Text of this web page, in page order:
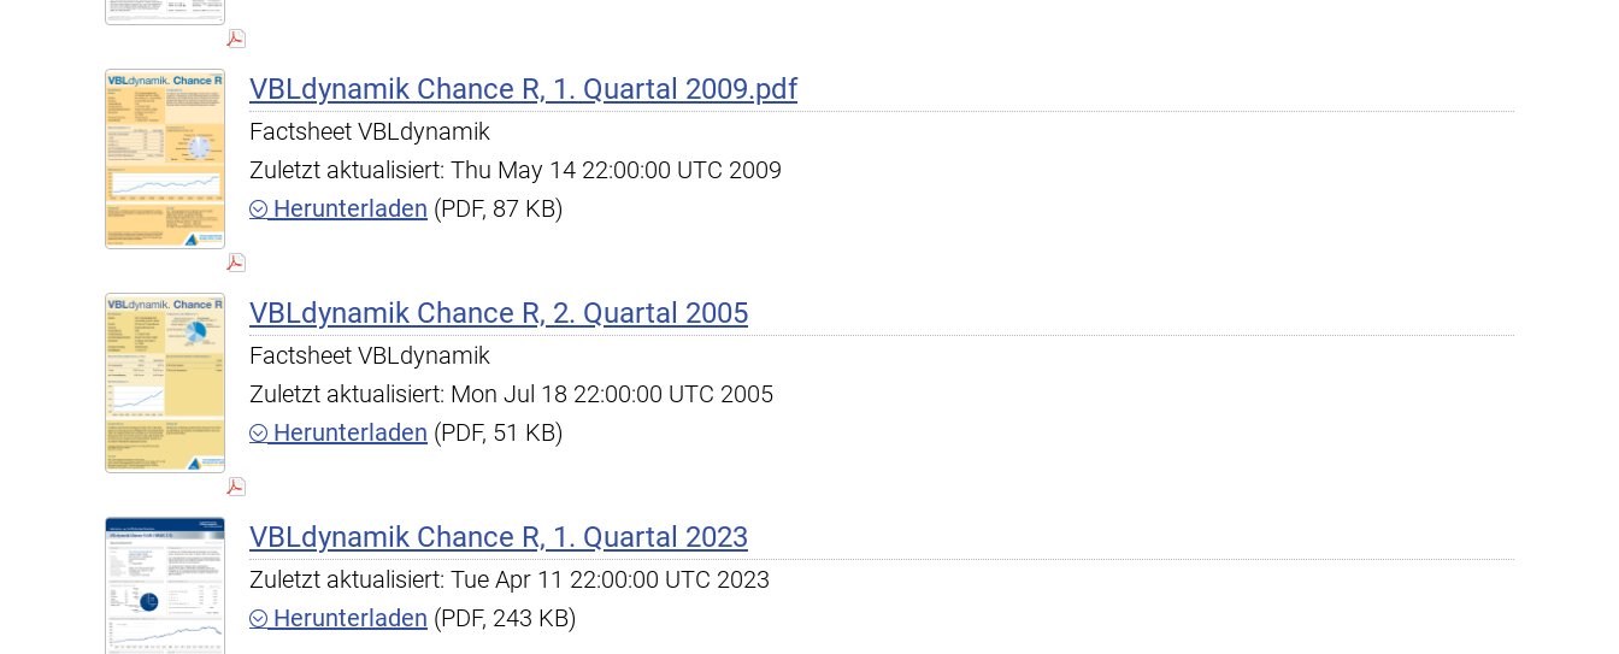
VBLdynamik Chance R, 1. Quartal 2009.pdf
Factsheet VBLdynamik
Zuletzt aktualisiert: Thu May 14 22:00:00 UTC 2009
Herunterladen (PDF, 87 KB)
VBLdynamik Chance R, 2. Quartal 2005
Factsheet VBLdynamik
Zuletzt aktualisiert: Mon Jul 18 22:00:00 UTC 2005
Herunterladen (PDF, 51 KB)
VBLdynamik Chance R, 1. Quartal 2023
Zuletzt aktualisiert: Tue Apr 11 22:00:00 UTC 2023
Herunterladen (PDF, 243 KB)